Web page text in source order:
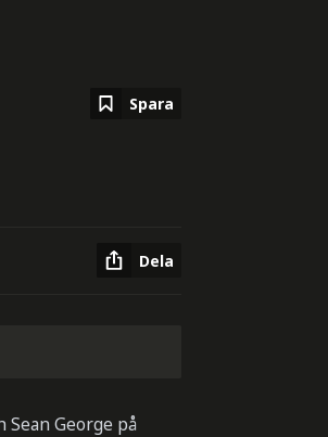
Spara
Dela
George på